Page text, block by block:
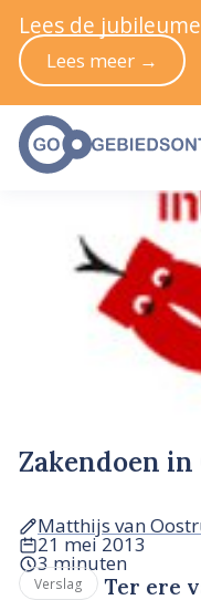
Zakendoen
Matthijs van
21 mei 2013
3 minuten
Verslag
Ter ere
Lees de
Lees meer →